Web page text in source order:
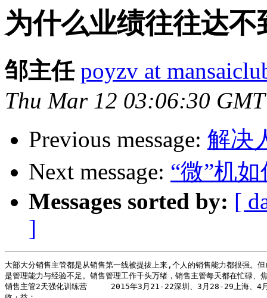
为什么业绩往往达
邹主任 poyzv at
Thu Mar 12 03:06:30
Previous message: 解决
Next message: “微”机
Messages sorted by: [
]
大部大分销售主管都是从销售第一线被提拔上来,个人的销售能力都很强。
是管理能力与经验不足。销售管理工作千头万绪，销售主管每天都在忙碌、
销售主管2天强化训练营     2015年3月21-22深圳、3月28-29上海、4